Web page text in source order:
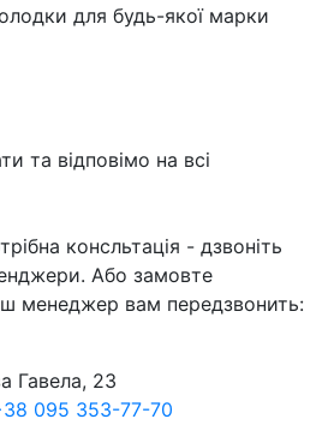
для будь-якої марки
та відповімо на всі
консльтація - дзвоніть
Або замовте
менеджер вам передзвонить:
Гавела, 23
095 353-77-70